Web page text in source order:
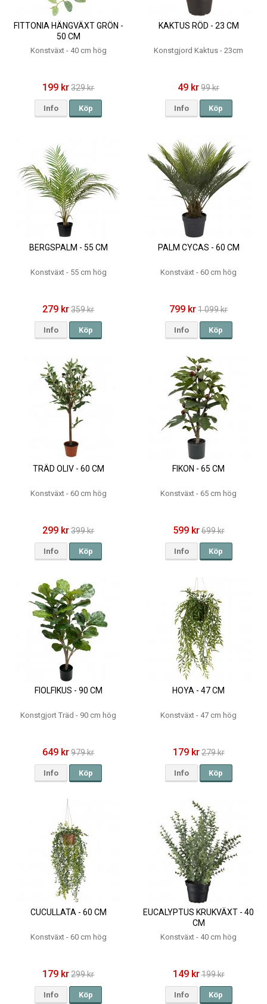
FITTONIA HÄNGVÄXT GRÖN -
50 CM
Konstväxt - 40 cm hög
199 kr 329 kr
Info Köp
KAKTUS RÖD - 23 CM
Konstgjord Kaktus - 23cm
49 kr99 kr
Info Köp
BERGSPALM - 55 CM
Konstväxt - 55 cm hög
279 kr 359 kr
Info Köp
PALM CYCAS - 60 CM
Konstväxt - 60 cm hög
799 kr1 099 kr
Info Köp
TRÄD OLIV - 60 CM
Konstväxt - 60 cm hög
299 kr 399 kr
Info Köp
FIKON - 65 CM
Konstväxt - 65 cm hög
599 kr699 kr
Info Köp
FIOLFIKUS - 90 CM
Konstgjort Träd - 90 cm hög
649 kr 979 kr
Info Köp
HOYA - 47 CM
Konstväxt - 47 cm hög
179 kr279 kr
Info Köp
CUCULLATA - 60 CM
Konstväxt - 60 cm hög
179 kr 299 kr
Info Köp
EUCALYPTUS KRUKVÄXT - 40
CM
Konstväxt - 40 cm hög
149 kr199 kr
Info Köp